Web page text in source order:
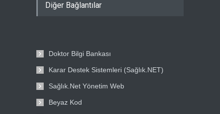
Diğer Bağlantılar
Doktor Bilgi Bankası
Karar Destek Sistemleri (Sağlık.NET)
Sağlık.Net Yönetim Web
Beyaz Kod